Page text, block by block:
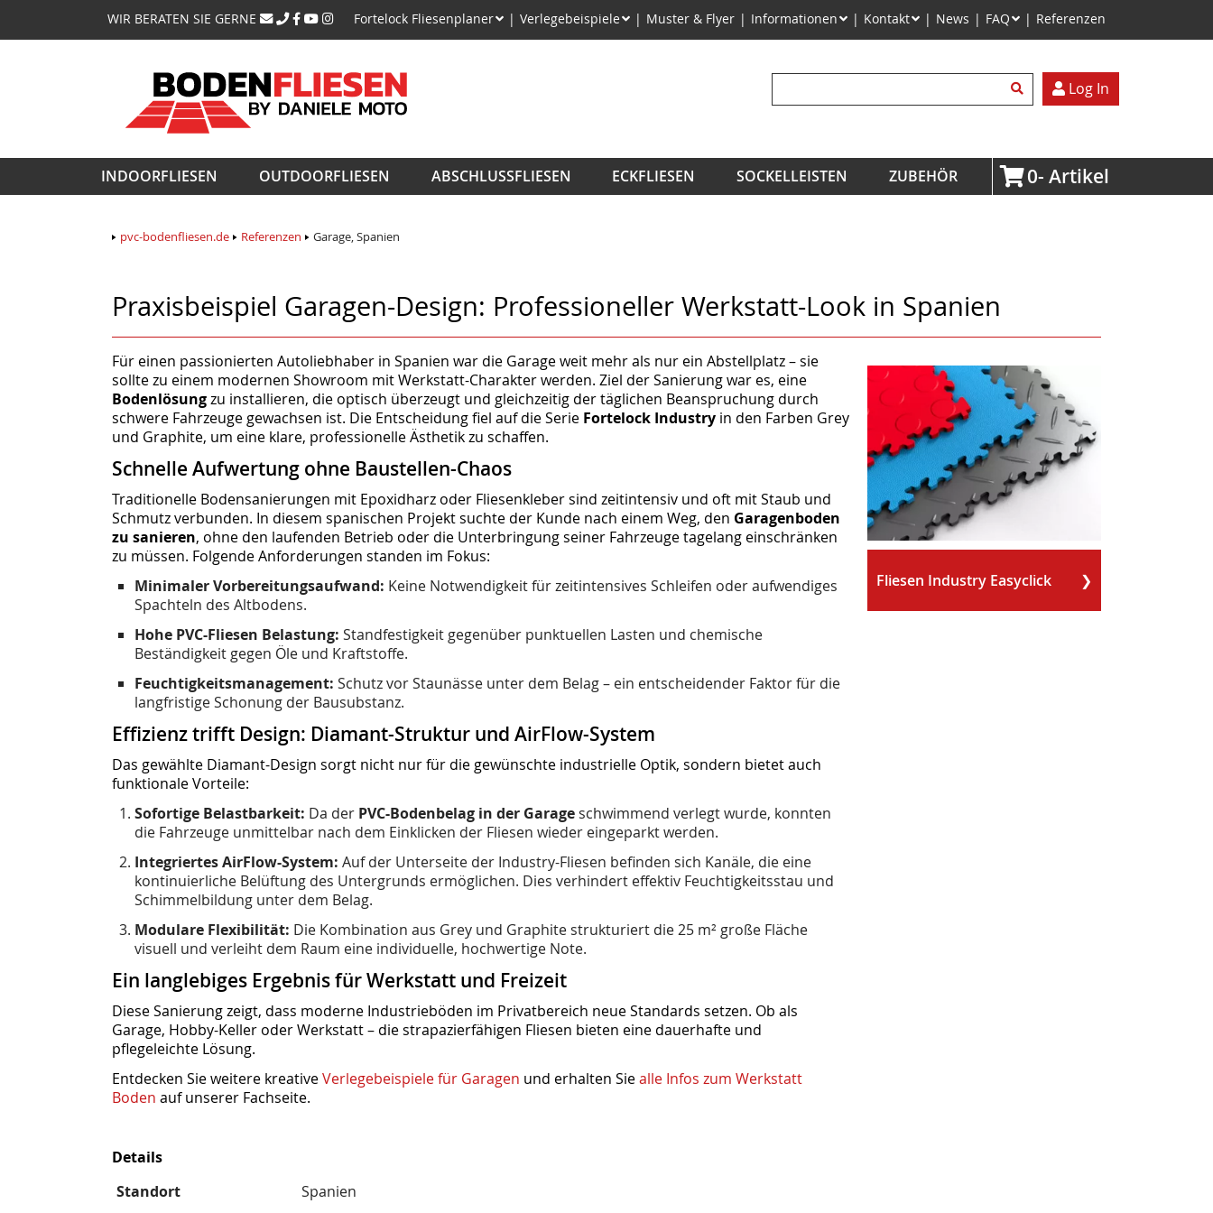
WIR BERATEN SIE GERNE
Navigation
überspringen
Fortelock Fliesenplaner Verlegebeispiele Muster & Flyer Informationen Kontakt News FAQ Referenzen
Suchbegriffe
Log In
Navigation
überspringen
INDOORFLIESEN OUTDOORFLIESEN ABSCHLUSSFLIESEN ECKFLIESEN SOCKELLEISTEN ZUBEHÖR 0
pvc-bodenfliesen.de Referenzen Garage, Spanien
Praxisbeispiel Garagen-Design: Professioneller Werkstatt-Look in Spanien
Für einen passionierten Autoliebhaber in Spanien war die Garage weit mehr als nur ein Abstellplatz – sie
sollte zu einem modernen Showroom mit Werkstatt-Charakter werden. Ziel der Sanierung war es, eine
Bodenlösungzu installieren, die optisch überzeugt und gleichzeitig der täglichen Beanspruchung durch
schwere Fahrzeuge gewachsen ist. Die Entscheidung fiel auf die Serie Fortelock Industry in den Farben Grey
und Graphite, um eine klare, professionelle Ästhetik zu schaffen.
Schnelle Aufwertung ohne Baustellen-Chaos
Traditionelle Bodensanierungen mit Epoxidharz oder Fliesenkleber sind zeitintensiv und oft mit Staub und
Schmutz verbunden. In diesem spanischen Projekt suchte der Kunde nach einem Weg, den Garagenboden
zu sanieren, ohne den laufenden Betrieb oder die Unterbringung seiner Fahrzeuge tagelang einschränken
zu müssen. Folgende Anforderungen standen im Fokus:
Minimaler Vorbereitungsaufwand: Keine Notwendigkeit für zeitintensives Schleifen oder aufwendiges
Spachteln des Altbodens.
Hohe PVC-Fliesen Belastung: Standfestigkeit gegenüber punktuellen Lasten und chemische
Beständigkeit gegen Öle und Kraftstoffe.
Feuchtigkeitsmanagement: Schutz vor Staunässe unter dem Belag – ein entscheidender Faktor für die
langfristige Schonung der Bausubstanz.
Effizienz trifft Design: Diamant-Struktur und AirFlow-System
Das gewählte Diamant-Design sorgt nicht nur für die gewünschte industrielle Optik, sondern bietet auch
funktionale Vorteile:
Sofortige Belastbarkeit: Da der PVC-Bodenbelag in der Garageschwimmend verlegt wurde, konnten
die Fahrzeuge unmittelbar nach dem Einklicken der Fliesen wieder eingeparkt werden.
Integriertes AirFlow-System: Auf der Unterseite der Industry-Fliesen befinden sich Kanäle, die eine
kontinuierliche Belüftung des Untergrunds ermöglichen. Dies verhindert effektiv Feuchtigkeitsstau und
Schimmelbildung unter dem Belag.
Modulare Flexibilität: Die Kombination aus Grey und Graphite strukturiert die 25 m² große Fläche
visuell und verleiht dem Raum eine individuelle, hochwertige Note.
Ein langlebiges Ergebnis für Werkstatt und Freizeit
Diese Sanierung zeigt, dass moderne Industrieböden im Privatbereich neue Standards setzen. Ob als
Garage, Hobby-Keller oder Werkstatt – die strapazierfähigen Fliesen bieten eine dauerhafte und
pflegeleichte Lösung.
Entdecken Sie weitere kreativeVerlegebeispiele für Garagen und erhalten Siealle Infos zum Werkstatt
Boden auf unserer Fachseite.
Details
Standort
Spanien
Fliesen Industry Easyclick